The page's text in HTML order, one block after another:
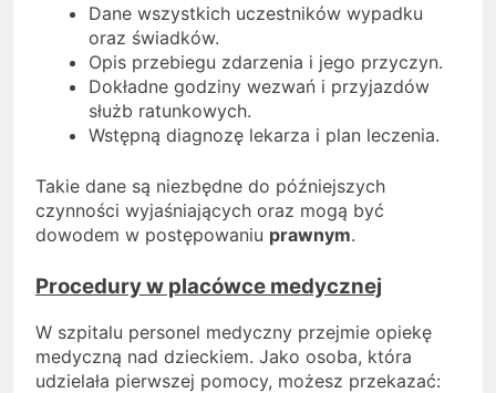
Dane wszystkich uczestników wypadku
oraz świadków.
Opis przebiegu zdarzenia i jego przyczyn.
Dokładne godziny wezwań i przyjazdów
służb ratunkowych.
Wstępną diagnozę lekarza i plan leczenia.
Takie dane są niezbędne do późniejszych
czynności wyjaśniających oraz mogą być
dowodem w postępowaniu prawnym.
Procedury w placówce medycznej
W szpitalu personel medyczny przejmie opiekę
medyczną nad dzieckiem. Jako osoba, która
udzielała pierwszej pomocy, możesz przekazać: